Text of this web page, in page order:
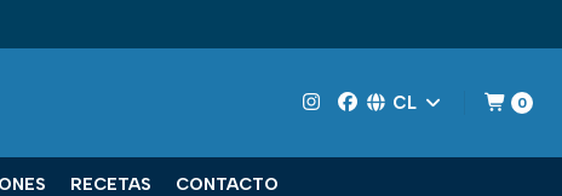
CL 0
RECETAS CONTACTO